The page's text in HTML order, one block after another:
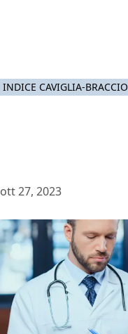
INDICE CAVIGLIA-BRACCIO
ott 27, 2023